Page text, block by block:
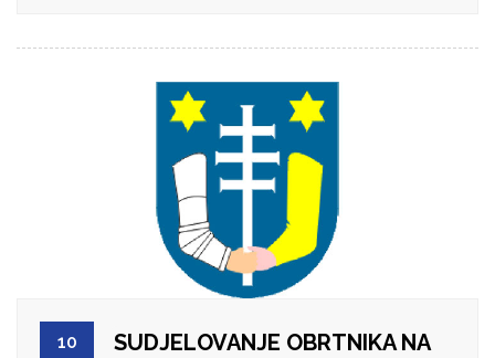
10
SUDJELOVANJE OBRTNIKA NA